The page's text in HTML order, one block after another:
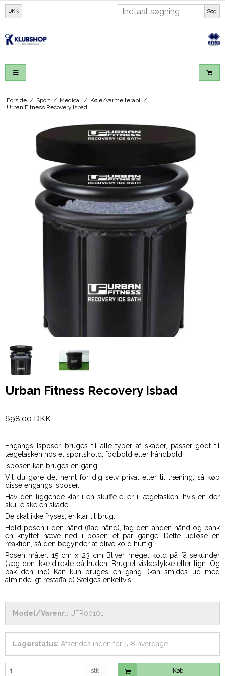
DKK Søg
Forside / Sport / Medical / Køle/varme terapi /
Urban Fitness Recovery Isbad
Urban Fitness Recovery Isbad
698,00 DKK
Engangs Isposer, bruges til alle typer af skader, passer godt til
lægetasken hos et sportshold, fodbold eller håndbold.
Isposen kan bruges en gang.
Vil du gøre det nemt for dig selv privat eller til træning, så køb
disse engangs isposer.
Hav den liggende klar i en skuffe eller i lægetasken, hvis en der
skulle ske en skade.
De skal ikke fryses, er klar til brug.
Hold posen i den hånd (flad hånd), tag den anden hånd og bank
en knyttet næve ned i posen et par gange. Dette udløse en
reaktion, så den begynder at blive kold hurtig!
Posen måler: 15 cm x 23 cm Bliver meget kold på få sekunder
(læg den ikke direkte på huden. Brug et viskestykke eller lign. Og
pak den ind) Kan kun bruges en gang. (kan smides ud med
almindeligt restaffald) Sælges enkeltvis
Model/Varenr.: UFR00101
Lagerstatus: Afsendes inden for 5-8 hverdage
stk. Køb